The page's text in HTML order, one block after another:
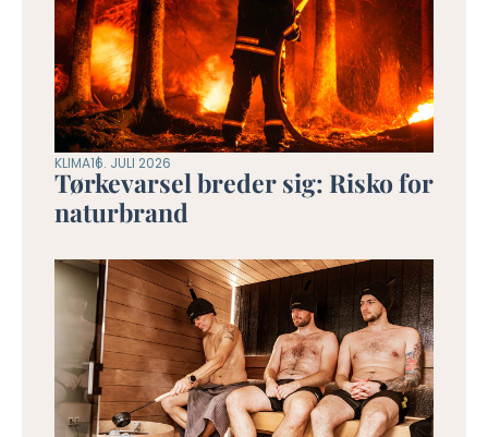
KLIMA16. JULI 2026
Tørkevarsel breder sig: Risko for
naturbrand